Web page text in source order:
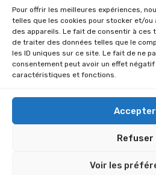
Pour offrir les meilleures expériences,
telles que les cookies pour stocker et/
des appareils. Le fait de consentir à ces
de traiter des données telles que le
les ID uniques sur ce site. Le fait de ne
consentement peut avoir un effet
caractéristiques et fonctions.
Accepter
Refuser
Voir les
Acceptation RGPD
*
J'accepte la politique de
site Home & Déco
Plan du site RGPD